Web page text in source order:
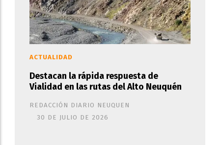
Destacan la rápida respuesta de
Vialidad en las rutas del Alto Neuquén
REDACCIÓN DIARIO NEUQUEN
ACTUALIDAD
30 DE JULIO DE 2026